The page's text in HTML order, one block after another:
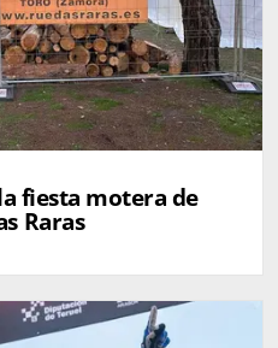
fiesta motera de
Raras